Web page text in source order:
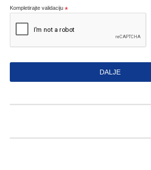
Kompletirajte validaciju
DALJE